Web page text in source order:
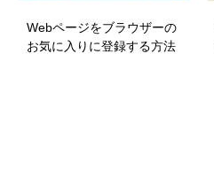
Webページをブラウザーの
お気に入りに登録する方法